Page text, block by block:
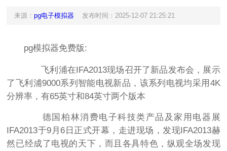
来源： pg电子模拟器 发布时间：2025-12-07 21:25:21
pg模拟器免费版:
飞利浦在IFA2013现场召开了新品发布会，展示
了飞利浦9000系列智能电视新品，该系列电视均采用4K
分辨率，有65英寸和84英寸两个版本
德国柏林消费电子科技类产品及家用电器展
IFA2013于9月6日正式开幕，走进现场，发现IFA2013赫
然已经成了电视的天下，而且各具特色，纵观全场发现